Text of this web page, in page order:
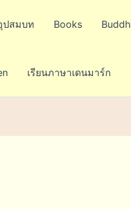
ปสมบท Books
เรียนภาษาเดนมาร์ก